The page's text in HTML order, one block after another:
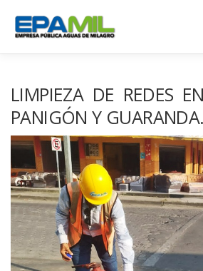
contenido
TRANSPARENCIA RENDICIÓN
GESTIÓN OPERATIVA
TRABAJA CON NOSOTROS
LIMPIEZA DE REDES
PANIGÓN Y GUARANDA.